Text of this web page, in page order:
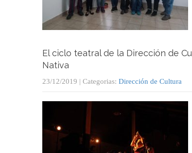
El ciclo teatral de la Dirección de
Nativa
23/12/2019 | Categorias: Dirección de Cultura